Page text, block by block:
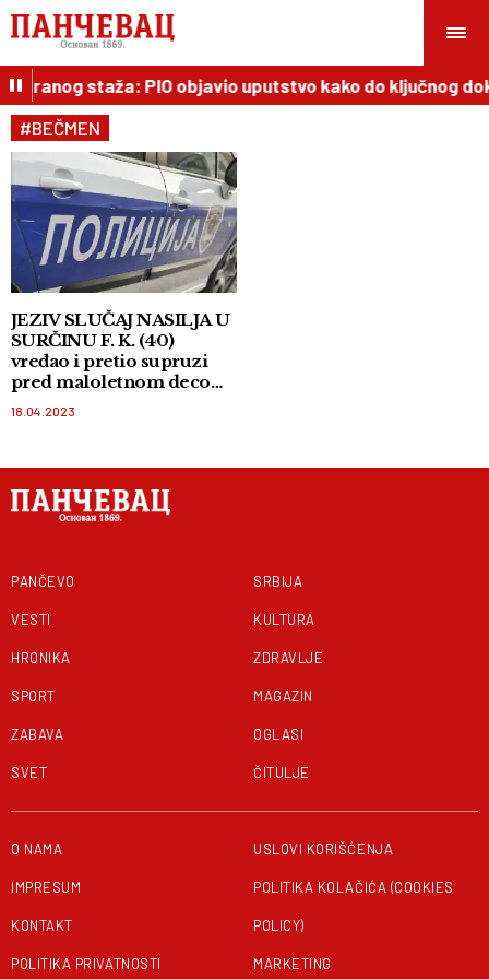
staža: PIO objavio uputstvo kako do ključnog
#BEČMEN
JEZIV SLUČAJ NASILJA U
SURČINU F. K. (40)
vređao i pretio supruzi
pred maloletnom decom,
18.04.2023
PANČEVO
VESTI
HRONIKA
SPORT
ZABAVA
SVET
SRBIJA
KULTURA
ZDRAVLJE
MAGAZIN
OGLASI
ČITULJE
O NAMA
IMPRESUM
KONTAKT
POLITIKA PRIVATNOSTI
USLOVI KORIŠĆENJA
POLITIKA KOLAČIĆA (COOKIES
POLICY)
MARKETING